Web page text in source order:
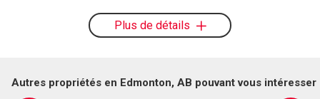
Plus de détails
Autres propriétés en Edmonton, AB pouvant vous intéresser